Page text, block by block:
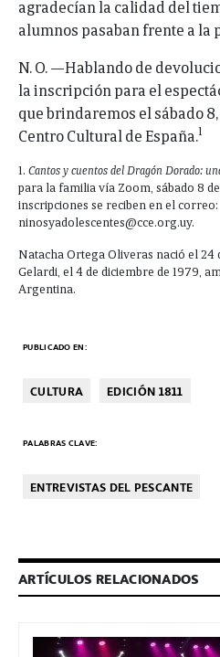
agradecían la calidad del
alumnos pasaban frente a la
N. O. —Hablando de
la inscripción para el
que brindaremos el sábado
Centro Cultural de España. 1
1. Cantos y cuentos del Dragón Dorado:
para la familia vía Zoom, sábado 8
inscripciones se reciben en el correo:
ninosyadolescentes@cce.org.uy.
Natacha Ortega Oliveras nació el 24
Gelardi, el 4 de diciembre de 1979,
Argentina.
PUBLICADO EN:
CULTURA EDICIÓN 1811
PALABRAS CLAVE:
ENTREVISTAS DEL PESCANTE
ARTÍCULOS RELACIONADOS